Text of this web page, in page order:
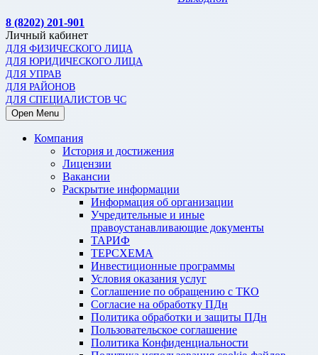
8 (8202) 201-901
Личный кабинет
ДЛЯ ФИЗИЧЕСКОГО ЛИЦА
ДЛЯ ЮРИДИЧЕСКОГО ЛИЦА
ДЛЯ УПРАВ
ДЛЯ РАЙОНОВ
ДЛЯ СПЕЦИАЛИСТОВ ЧС
Open Menu
Компания
История и достижения
Лицензии
Вакансии
Раскрытие информации
Информация об организации
Учредительные и иные
правоустанавливающие документы
ТАРИФ
ТЕРСХЕМА
Инвестиционные программы
Условия оказания услуг
Соглашение по обращению с ТКО
Согласие на обработку ПДн
Политика обработки и защиты ПДн
Пользовательское соглашение
Политика Конфиденциальности